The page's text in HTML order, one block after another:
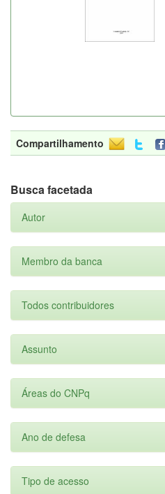
Compartilhamento
Busca facetada
Autor
Membro da banca
Todos contribuidores
Assunto
Áreas do CNPq
Ano de defesa
Tipo de acesso